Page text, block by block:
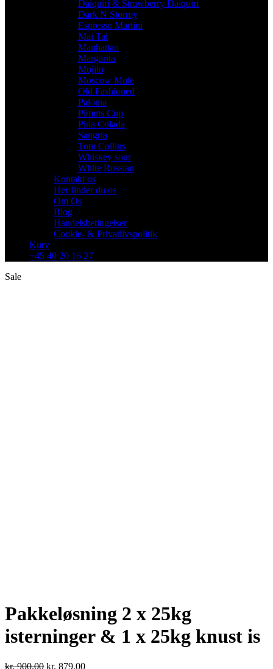
Daiquiri & Strawberry Daiquiri
Dark N Stormy
Espresso Martini
Mai Tai
Manhattan
Margarita
Mojito
Moscow Mule
Old Fashioned
Paloma
Pimms Cup
Pina Colada
Sangria
Tom Collins
Whiskey sour
White Russian
Kontakt os
Her finder du os
Om Os
Blog
Handelsbetingelser
Cookie- & Privatlivspolitik
Kurv
+45 40 20 16 27
Sale
Pakkeløsning 2 x 25kg
isterninger & 1 x 25kg knust is
kr.900.00 Den
kr. 879.00Den